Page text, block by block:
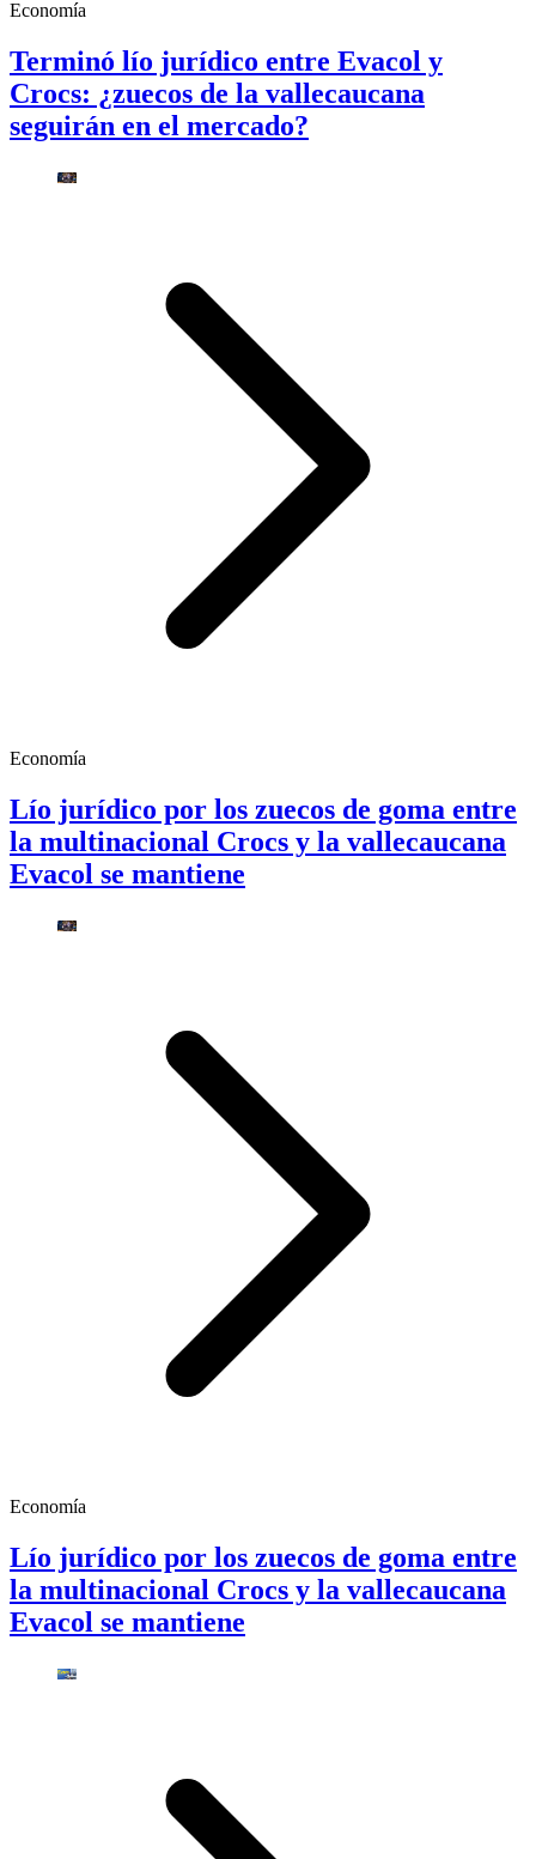
Economía
Terminó lío jurídico entre Evacol y
Crocs: ¿zuecos de la vallecaucana
seguirán en el mercado?
Economía
Lío jurídico por los zuecos de goma entre
la multinacional Crocs y la vallecaucana
Evacol se mantiene
Economía
Lío jurídico por los zuecos de goma entre
la multinacional Crocs y la vallecaucana
Evacol se mantiene